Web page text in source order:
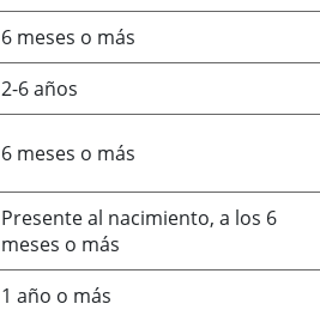
6 meses o más
2-6 años
6 meses o más
Presente al nacimiento, a los 6
meses o más
1 año o más